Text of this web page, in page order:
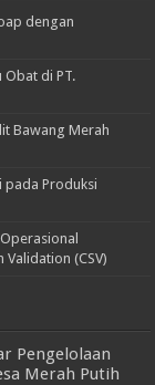
dengan
Obat di PT.
Bawang Merah
pada Produksi
(CSV)
Pengelolaan
Merah Putih